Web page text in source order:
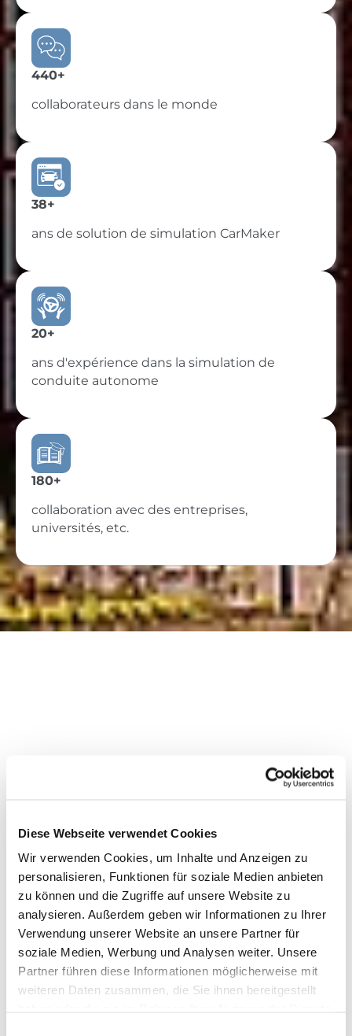
Diese Webseite verwendet Cookies
Wir verwenden Cookies, um Inhalte und Anzeigen zu
personalisieren, Funktionen für soziale Medien anbieten
zu können und die Zugriffe auf unsere Website zu
analysieren. Außerdem geben wir Informationen zu Ihrer
Verwendung unserer Website an unsere Partner für
soziale Medien, Werbung und Analysen weiter. Unsere
Partner führen diese Informationen möglicherweise mit
weiteren Daten zusammen, die Sie ihnen bereitgestellt
440+
collaborateurs dans le monde
38+
ans de solution de simulation CarMaker
20+
ans d'expérience dans la simulation de
conduite autonome
180+
collaboration avec des entreprises,
universités, etc.
To view this video, please consent to the
use of marketing cookies. To edit your
cookie settings, you can
click here.